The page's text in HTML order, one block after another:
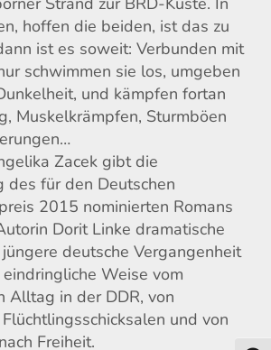
hoffen die beiden, ist das zu
ist es soweit: Verbunden mit
schwimmen sie los, umgeben
und kämpfen fortan
Muskelkrämpfen, Sturmböen
Zacek gibt die
des für den Deutschen
2015 nominierten Romans
Dorit Linke dramatische
deutsche Vergangenheit
Weise vom
Alltag in der DDR, von
und von
Freiheit.